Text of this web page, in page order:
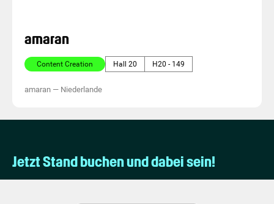
amaran
Content Creation Hall 20 H20 - 149
amaran — Niederlande
Jetzt Stand buchen und dabei sein!